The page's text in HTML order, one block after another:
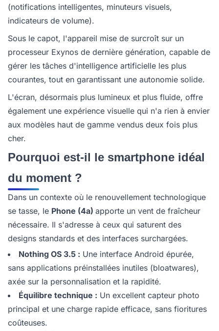
(notifications intelligentes, minuteurs visuels,
indicateurs de volume).
Sous le capot, l'appareil mise de surcroît sur un
processeur Exynos de dernière génération, capable de
gérer les tâches d'intelligence artificielle les plus
courantes, tout en garantissant une autonomie solide.
L'écran, désormais plus lumineux et plus fluide, offre
également une expérience visuelle qui n'a rien à envier
aux modèles haut de gamme vendus deux fois plus
cher.
Pourquoi est-il le smartphone idéal
du moment ?
Dans un contexte où le renouvellement technologique
se tasse, le Phone (4a) apporte un vent de fraîcheur
nécessaire. Il s'adresse à ceux qui saturent des
designs standards et des interfaces surchargées.
Nothing OS 3.5 : Une interface Android épurée,
sans applications préinstallées inutiles (bloatwares),
axée sur la personnalisation et la rapidité.
Équilibre technique : Un excellent capteur photo
principal et une charge rapide efficace, sans fioritures
coûteuses.